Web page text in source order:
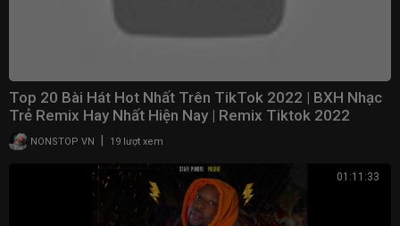
Top 20 Bài Hát Hot Nhất Trên TikTok 2022 | BXH Nhạc
Trẻ Remix Hay Nhất Hiện Nay | Remix Tiktok 2022
NONSTOP VN 19 lượt xem
01:11:33